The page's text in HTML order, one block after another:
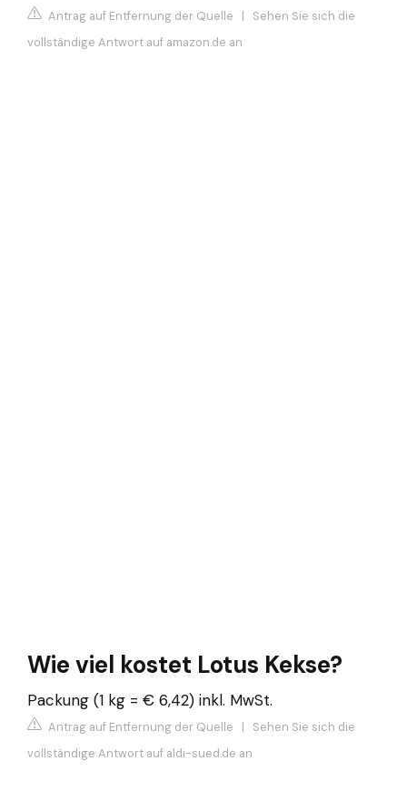
Antrag auf Entfernung der Quelle | Sehen Sie sich die
vollständige Antwort auf amazon.de an
Wie viel kostet Lotus Kekse?
Packung (1 kg = € 6,42) inkl. MwSt.
Antrag auf Entfernung der Quelle | Sehen Sie sich die
vollständige Antwort auf aldi-sued.de an